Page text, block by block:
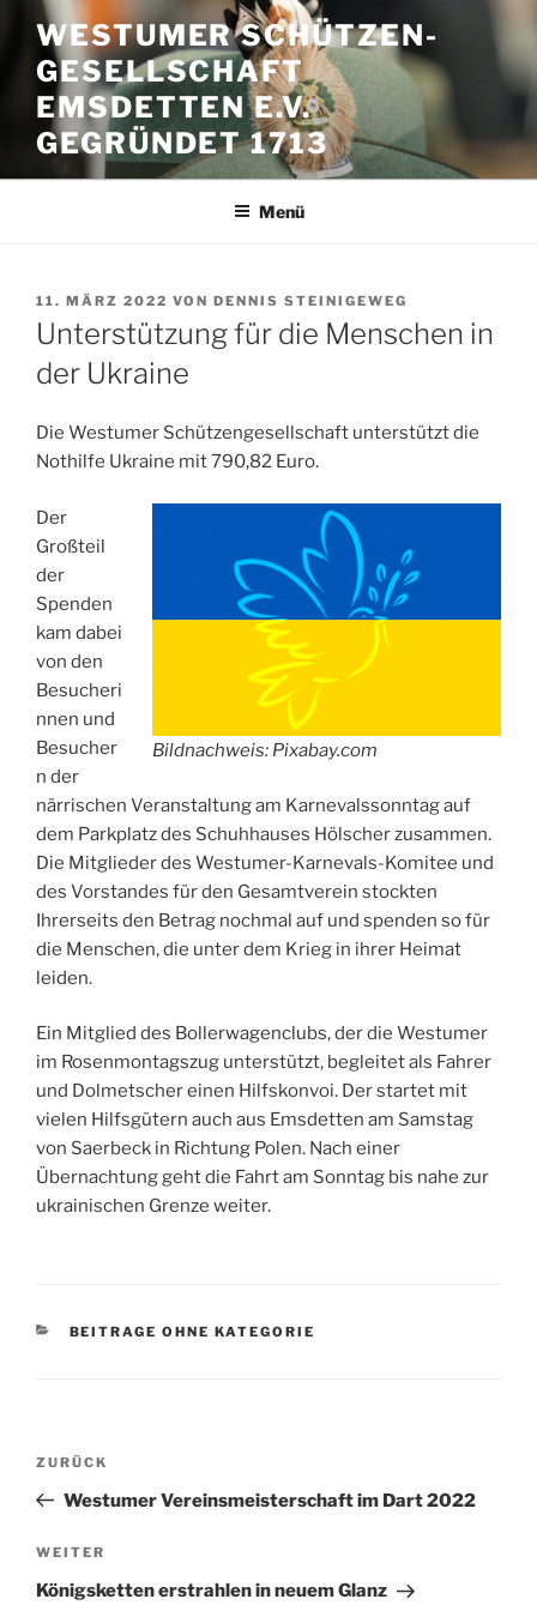
Inhalt
springen
WESTUMER SCHÜTZEN-
GESELLSCHAFT
EMSDETTEN E.V.
GEGRÜNDET 1713
Menü
VERÖFFENTLICHT
AM
11. MÄRZ 2022 VON DENNIS STEINIGEWEG
Unterstützung für die Menschen in
der Ukraine
Die Westumer Schützengesellschaft unterstützt die
Nothilfe Ukraine mit 790,82 Euro.
Bildnachweis: Pixabay.com
Der
Großteil
der
Spenden
kam dabei
von den
Besucheri
nnen und
Besucher
n der
närrischen Veranstaltung am Karnevalssonntag auf
dem Parkplatz des Schuhhauses Hölscher zusammen.
Die Mitglieder des Westumer-Karnevals-Komitee und
des Vorstandes für den Gesamtverein stockten
Ihrerseits den Betrag nochmal auf und spenden so für
die Menschen, die unter dem Krieg in ihrer Heimat
leiden.
Ein Mitglied des Bollerwagenclubs, der die Westumer
im Rosenmontagszug unterstützt, begleitet als Fahrer
und Dolmetscher einen Hilfskonvoi. Der startet mit
vielen Hilfsgütern auch aus Emsdetten am Samstag
von Saerbeck in Richtung Polen. Nach einer
Übernachtung geht die Fahrt am Sonntag bis nahe zur
ukrainischen Grenze weiter.
KATEGORIEN
BEITRAGE OHNE KATEGORIE
Beitragsnavigation
Vorheriger
Beitrag
ZURÜCK
Westumer Vereinsmeisterschaft im Dart 2022
Nächster
Beitrag
WEITER
Königsketten erstrahlen in neuem Glanz